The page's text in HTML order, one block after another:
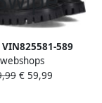
589
Boots Zwart
Veters
€ 59,99